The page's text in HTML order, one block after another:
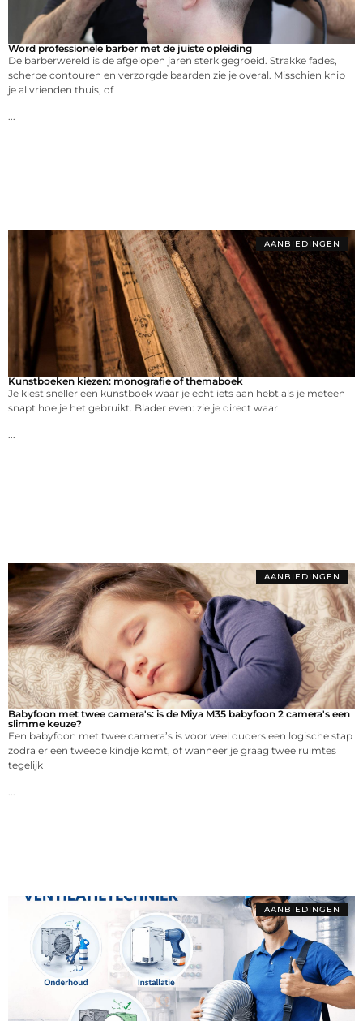
Word professionele barber met de juiste opleiding
De barberwereld is de afgelopen jaren sterk gegroeid. Strakke fades,
scherpe contouren en verzorgde baarden zie je overal. Misschien knip
je al vrienden thuis, of
AANBIEDINGEN
Kunstboeken kiezen: monografie of themaboek
Je kiest sneller een kunstboek waar je echt iets aan hebt als je meteen
snapt hoe je het gebruikt. Blader even: zie je direct waar
AANBIEDINGEN
Babyfoon met twee camera's: is de Miya M35 babyfoon 2 camera's een
slimme keuze?
Een babyfoon met twee camera’s is voor veel ouders een logische stap
zodra er een tweede kindje komt, of wanneer je graag twee ruimtes
tegelijk
AANBIEDINGEN